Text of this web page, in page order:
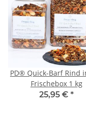
PD® Quick-Barf Rind in der
Frischebox 1 kg
25,95 € *